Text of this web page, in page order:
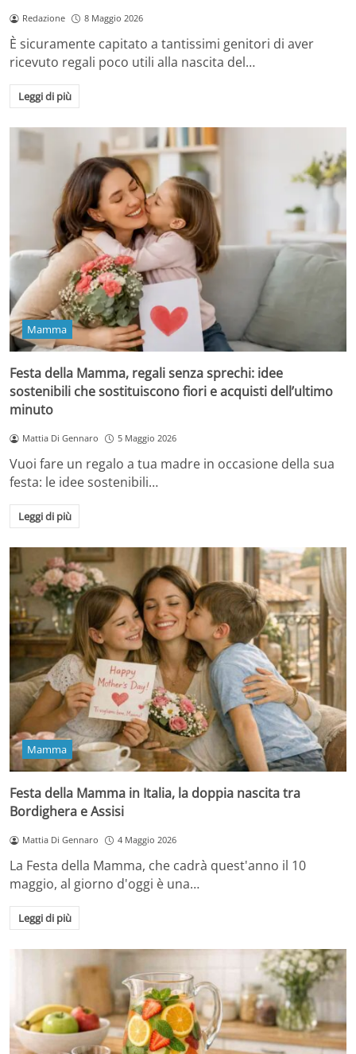
Redazione 8 Maggio 2026
È sicuramente capitato a tantissimi genitori di aver
ricevuto regali poco utili alla nascita del…
Leggi di più
Mamma
Festa della Mamma, regali senza sprechi: idee
sostenibili che sostituiscono fiori e acquisti dell’ultimo
minuto
Mattia Di Gennaro 5 Maggio 2026
Vuoi fare un regalo a tua madre in occasione della sua
festa: le idee sostenibili…
Leggi di più
Mamma
Festa della Mamma in Italia, la doppia nascita tra
Bordighera e Assisi
Mattia Di Gennaro 4 Maggio 2026
La Festa della Mamma, che cadrà quest'anno il 10
maggio, al giorno d'oggi è una…
Leggi di più